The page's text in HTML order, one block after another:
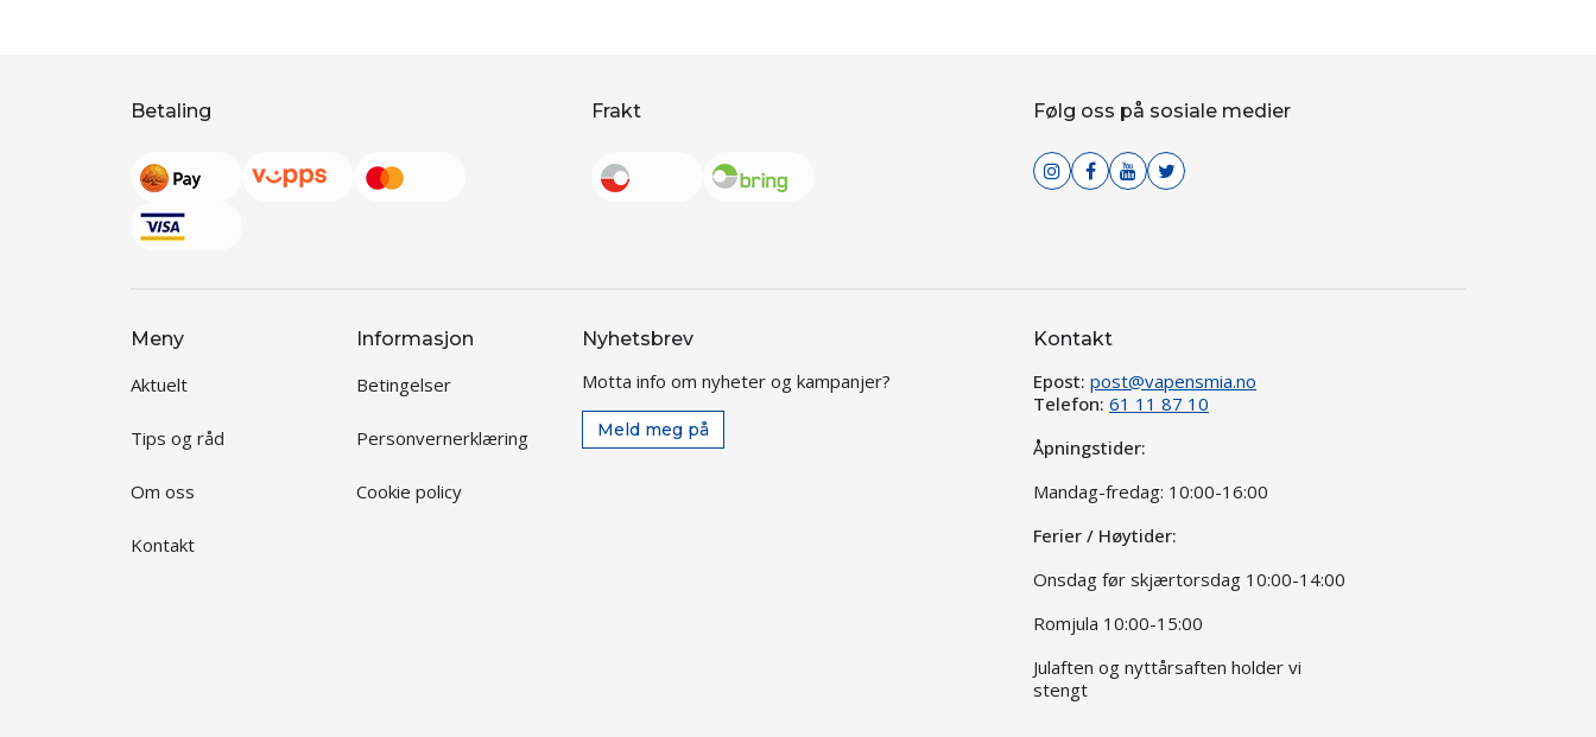
Betaling Frakt Følg oss på sosiale medier
Meny
Aktuelt
Tips og råd
Om oss
Kontakt
Informasjon
Betingelser
Personvernerklæring
Cookie policy
Nyhetsbrev
Motta info om nyheter og kampanjer?
Meld meg på
Kontakt
Epost: post@vapensmia.no
Telefon: 61 11 87 10
Åpningstider:
Mandag-fredag: 10:00-16:00
Ferier / Høytider:
Onsdag før skjærtorsdag 10:00-14:00
Romjula 10:00-15:00
Julaften og nyttårsaften holder vi
stengt